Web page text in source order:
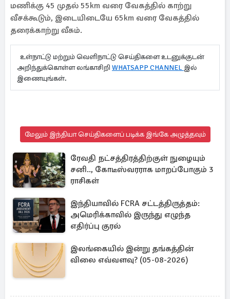
மணிக்கு 45 முதல் 55km வரை வேகத்தில் காற்று
வீசக்கூடும், இடையிடையே 65km வரை வேகத்தில்
தரைக்காற்று வீசும்.
உள்நாட்டு மற்றும் வெளிநாட்டு செய்திகளை உடனுக்குடன்
அறிந்துக்கொள்ள லங்காசிறி WHATSAPP CHANNEL இல்
இணையுங்கள்.
மேலும் இந்தியா செய்திகளைப் படிக்க இங்கே அழுத்தவும்
ரேவதி நட்சத்திரத்திற்குள் நுழையும்
சனி.., கோடீஸ்வரராக மாறப்போகும் 3
ராசிகள்
இந்தியாவில் FCRA சட்டத்திருத்தம்:
அமெரிக்காவில் இருந்து எழுந்த
எதிர்ப்பு குரல்
இலங்கையில் இன்று தங்கத்தின்
விலை எவ்வளவு? (05-08-2026)